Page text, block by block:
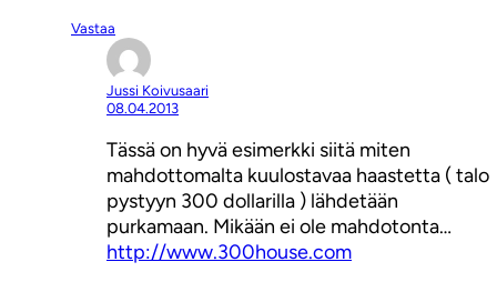
Vastaa
Jussi Koivusaari
08.04.2013
Tässä on hyvä esimerkki siitä miten
mahdottomalta kuulostavaa haastetta ( talo
pystyyn 300 dollarilla ) lähdetään
purkamaan. Mikään ei ole mahdotonta…
http://www.300house.com